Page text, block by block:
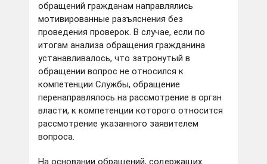
обращений гражданам направлялись
мотивированные разъяснения без
проведения проверок. В случае, если по
итогам анализа обращения гражданина
устанавливалось, что затронутый в
обращении вопрос не относился к
компетенции Службы, обращение
перенаправлялось на рассмотрение в орган
власти, к компетенции которого относится
рассмотрение указанного заявителем
вопроса.
На основании обращений, содержащих